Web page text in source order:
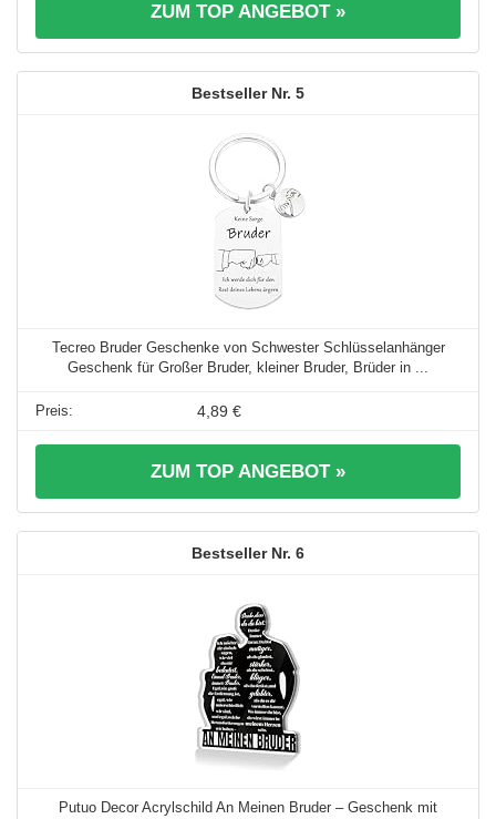
ZUM TOP ANGEBOT »
5
Tecreo Bruder Geschenke von Schwester Schlüsselanhänger
Geschenk für Großer Bruder, kleiner Bruder, Brüder in ...
4,89 €
ZUM TOP ANGEBOT »
6
Putuo Decor Acrylschild An Meinen Bruder – Geschenk mit